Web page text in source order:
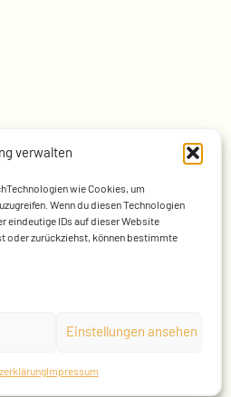
verwalten
wie Cookies, um
Wenn du diesen Technologien
eindeutige IDs auf dieser Website
oder zurückziehst, können bestimmte
Einstellungen ansehen
Impressum